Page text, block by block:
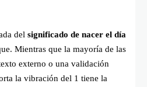
del significado de nacer el día
Mientras que la mayoría de las
externo o una validación
la vibración del 1 tiene la